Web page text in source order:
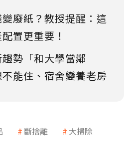
廢紙？教授提醒：這
置更重要！
勢「和大學當鄰
能住、宿舍變養老房
斷捨離
大掃除